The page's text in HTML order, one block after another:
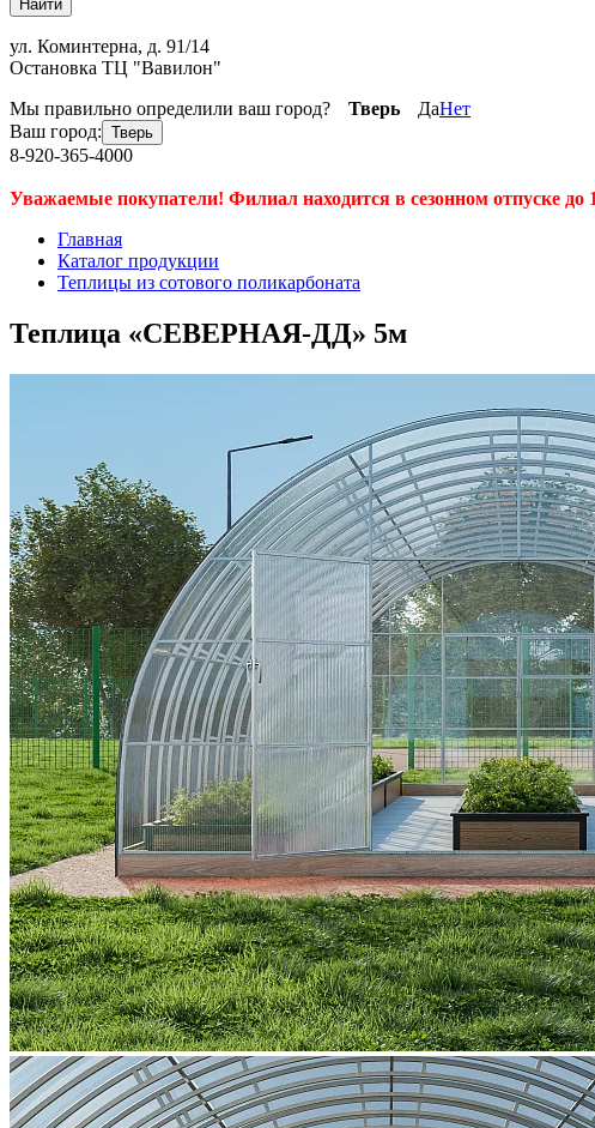
Найти
ул. Коминтерна, д. 91/14
Остановка ТЦ "Вавилон"
Мы правильно определили ваш город?
Тверь ДаНет
Ваш город: Тверь
8-920-365-4000
Уважаемые покупатели! Филиал находится в сезонном отпуске до
Главная
Каталог продукции
Теплицы из сотового поликарбоната
Теплица «СЕВЕРНАЯ-ДД» 5м